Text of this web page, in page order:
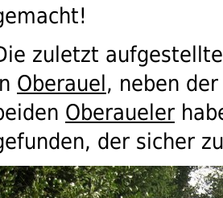
zuletzt
Oberauel, neben
Oberaueler
der sicher